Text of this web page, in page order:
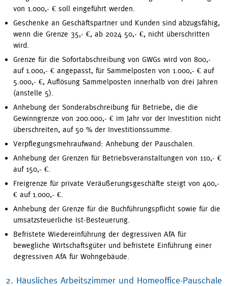
von 1.000,- € soll eingeführt werden.
Geschenke an Geschäftspartner und Kunden sind abzugsfähig,
wenn die Grenze 35,- €, ab 2024 50,- €, nicht überschritten
wird.
Grenze für die Sofortabschreibung von GWGs wird von 800,-
auf 1.000,- € angepasst, für Sammelposten von 1.000,- € auf
5.000,- €, Auflösung Sammelposten innerhalb von drei Jahren
(anstelle 5).
Anhebung der Sonderabschreibung für Betriebe, die die
Gewinngrenze von 200.000,- € im Jahr vor der Investition nicht
überschreiten, auf 50 % der Investitionssumme.
Verpflegungsmehraufwand: Anhebung der Pauschalen.
Anhebung der Grenzen für Betriebsveranstaltungen von 110,- €
auf 150,- €.
Freigrenze für private Veräußerungsgeschäfte steigt von 400,-
€ auf 1.000,- €.
Anhebung der Grenze für die Buchführungspflicht sowie für die
umsatzsteuerliche Ist-Besteuerung.
Befristete Wiedereinführung der degressiven AfA für
bewegliche Wirtschaftsgüter und befristete Einführung einer
degressiven AfA für Wohngebäude.
2. Häusliches Arbeitszimmer und Homeoffice-Pauschale